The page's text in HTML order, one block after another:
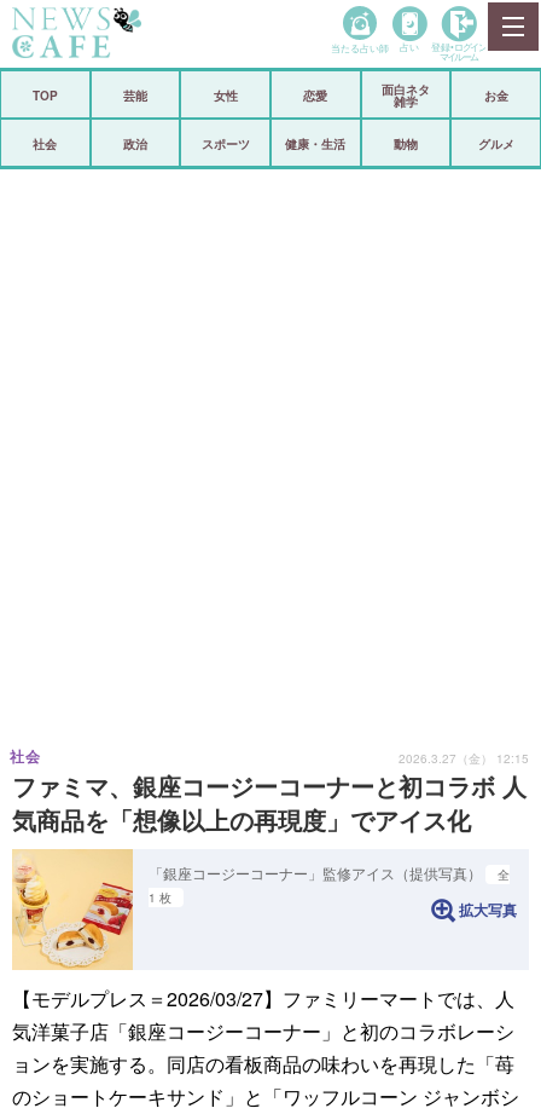
政治
当たる占い師 占い 登録• ログイン
マイルーム
TOP 芸能 女性 恋愛
面白ネタ
雑学
お金
社会 政治 スポーツ 健康・生活 動物 グルメ
ファミマ、銀座コージーコーナーと初コラボ 人
気商品を「想像以上の再現度」でアイス化
社会 2026.3.27（金） 12:15
「銀座コージーコーナー」監修アイス（提供写真）
全
1 枚
拡大写真
【モデルプレス＝2026/03/27】ファミリーマートでは、人
気洋菓子店「銀座コージーコーナー」と初のコラボレーシ
ョンを実施する。同店の看板商品の味わいを再現した「苺
のショートケーキサンド」と「ワッフルコーン ジャンボシ